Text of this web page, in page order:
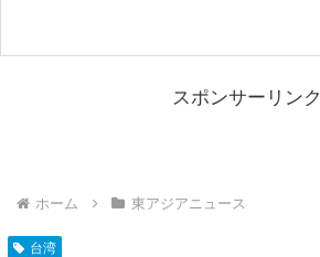
スポンサーリンク
ホーム 東アジアニュース
台湾